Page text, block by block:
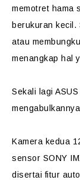
memotret hama
berukuran
atau
menangkap hal
Sekali lagi
Kamera kedua
sensor SONY
disertai fitur